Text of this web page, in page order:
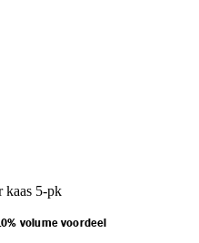
kaas 5-pk
volume voordeel